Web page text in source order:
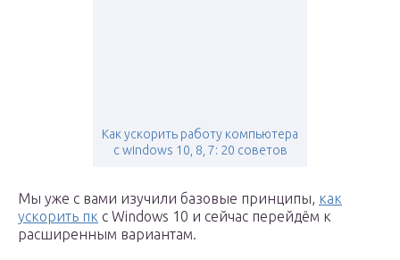
Как ускорить работу компьютера
с windows 10, 8, 7: 20 советов
Мы уже с вами изучили базовые принципы, как
ускорить пк с Windows 10 и сейчас перейдём к
расширенным вариантам.